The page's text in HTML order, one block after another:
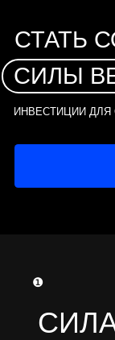
ИНВЕСТИЦИИ ДЛЯ
СИЛЫ
❶